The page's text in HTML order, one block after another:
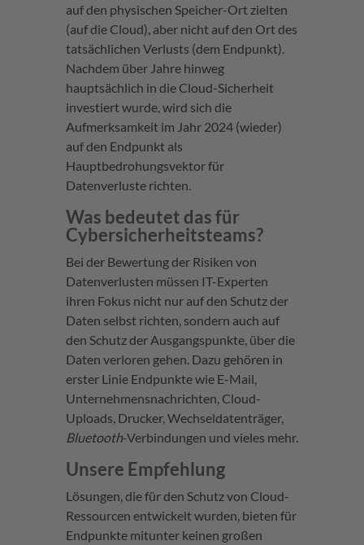
auf den physischen Speicher-Ort zielten
(auf die Cloud), aber nicht auf den Ort des
tatsächlichen Verlusts (dem Endpunkt).
Nachdem über Jahre hinweg
hauptsächlich in die Cloud-Sicherheit
investiert wurde, wird sich die
Aufmerksamkeit im Jahr 2024 (wieder)
auf den Endpunkt als
Hauptbedrohungsvektor für
Datenverluste richten.
Was bedeutet das für
Cybersicherheitsteams?
Bei der Bewertung der Risiken von
Datenverlusten müssen IT-Experten
ihren Fokus nicht nur auf den Schutz der
Daten selbst richten, sondern auch auf
den Schutz der Ausgangspunkte, über die
Daten verloren gehen. Dazu gehören in
erster Linie Endpunkte wie E-Mail,
Unternehmensnachrichten, Cloud-
Uploads, Drucker, Wechseldatenträger,
Bluetooth-Verbindungen und vieles mehr.
Unsere Empfehlung
Lösungen, die für den Schutz von Cloud-
Ressourcen entwickelt wurden, bieten für
Endpunkte mitunter keinen großen